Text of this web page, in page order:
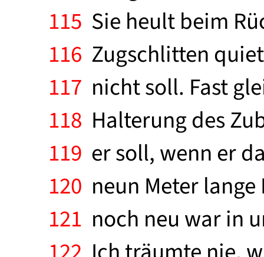
115 Sie heult beim
116 Zugschlitten
117 nicht soll. Fast
118 Halterung des
119 er soll, wenn er
120 neun Meter
121 noch neu war in